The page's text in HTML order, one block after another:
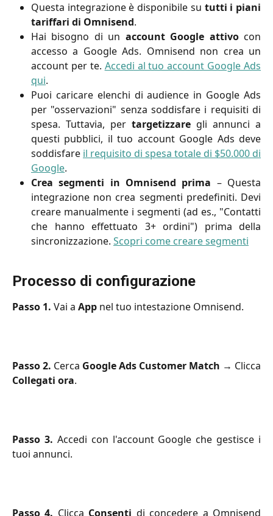
Questa integrazione è disponibile su tutti i piani
tariffari di Omnisend.
Hai bisogno di un account Google attivocon
accesso a Google Ads. Omnisend non crea un
account per te. Accedi al tuo account Google Ads
qui.
Puoi caricare elenchi di audience in Google Ads
per "osservazioni" senza soddisfare i requisiti di
spesa. Tuttavia, per targetizzare gli annunci a
questi pubblici, il tuo account Google Ads deve
soddisfare il requisito di spesa totale di $50.000 di
Google.
Crea segmenti in Omnisend prima – Questa
integrazione non crea segmenti predefiniti. Devi
creare manualmente i segmenti (ad es., "Contatti
che hanno effettuato 3+ ordini") prima della
sincronizzazione. Scopri come creare segmenti
Processo di configurazione
Passo 1. Vai a App nel tuo intestazione Omnisend.
Passo 2. Cerca Google Ads Customer Match → Clicca
Collegati ora.
Passo 3. Accedi con l'account Google che gestisce i
tuoi annunci.
Passo 4. Clicca Consenti di concedere a Omnisend